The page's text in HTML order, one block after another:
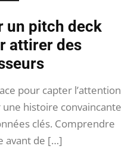
un pitch deck
attirer des
pour capter l’attention
histoire convaincante
clés. Comprendre
avant de […]